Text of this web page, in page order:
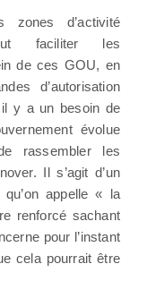
d’activité
faciliter les
de ces GOU, en
d’autorisation
il y a un besoin de
évolue
rassembler les
Il s’agit d’un
appelle « la
renforcé sachant
pour l’instant
cela pourrait être